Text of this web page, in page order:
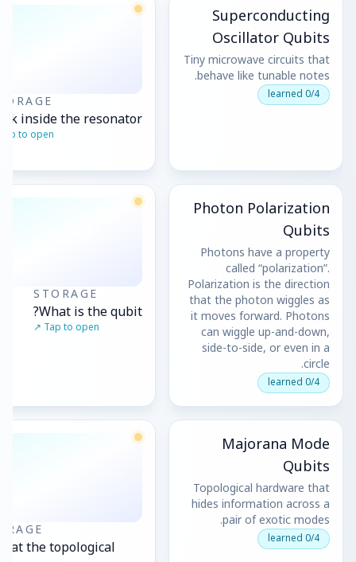
مهمتنا
تواصل
Superconducting
Oscillator Qubits
Tiny microwave circuits that
behave like tunable notes.
0/4 learned
inside the resonator
to open ↗
Photon Polarization
Qubits
Photons have a property
called “polarization”.
Polarization is the direction
that the photon wiggles as
it moves forward. Photons
can wiggle up-and-down,
side-to-side, or even in a
circle.
0/4 learned
STORAGE
What is the qubit?
Tap to open ↗
Majorana Mode
Qubits
Topological hardware that
hides information across a
pair of exotic modes.
0/4 learned
at the topological